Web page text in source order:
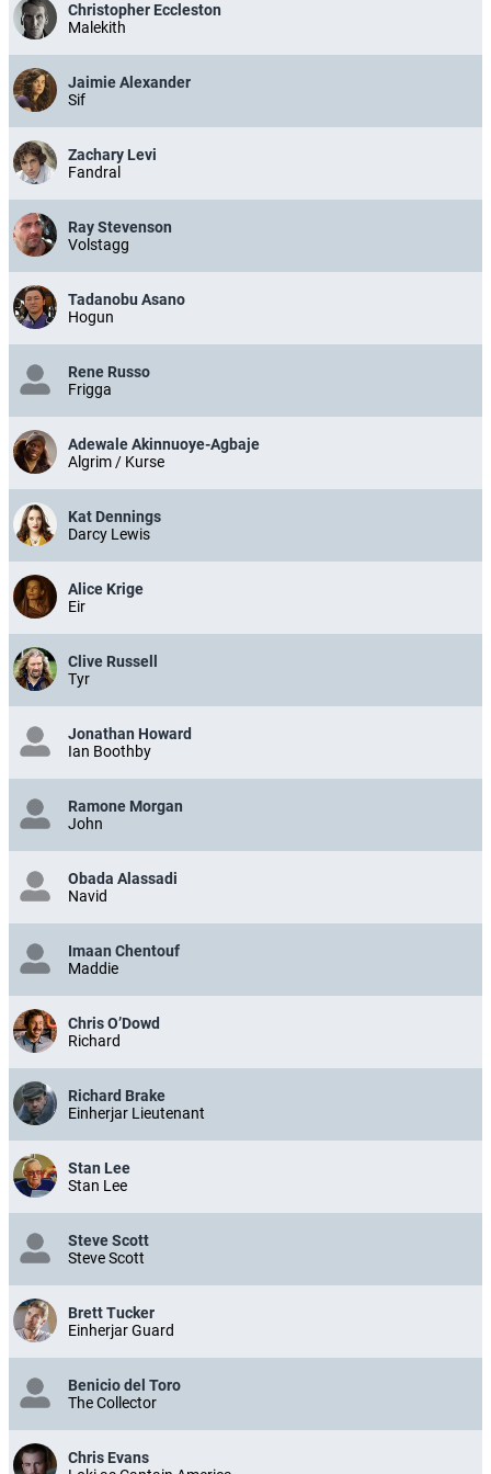
Christopher Eccleston
Malekith
Jaimie Alexander
Sif
Zachary Levi
Fandral
Ray Stevenson
Volstagg
Tadanobu Asano
Hogun
Rene Russo
Frigga
Adewale Akinnuoye-Agbaje
Algrim / Kurse
Kat Dennings
Darcy Lewis
Alice Krige
Eir
Clive Russell
Tyr
Jonathan Howard
Ian Boothby
Ramone Morgan
John
Obada Alassadi
Navid
Imaan Chentouf
Maddie
Chris O’Dowd
Richard
Richard Brake
Einherjar Lieutenant
Stan Lee
Stan Lee
Steve Scott
Steve Scott
Brett Tucker
Einherjar Guard
Benicio del Toro
The Collector
Chris Evans